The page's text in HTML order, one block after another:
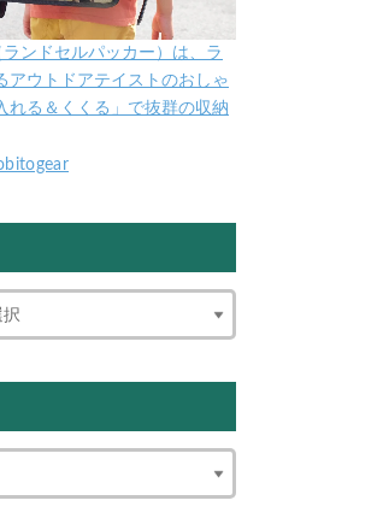
ランドセルパッカー）は、ラ
アウトドアテイストのおしゃ
れる＆くくる」で抜群の収納